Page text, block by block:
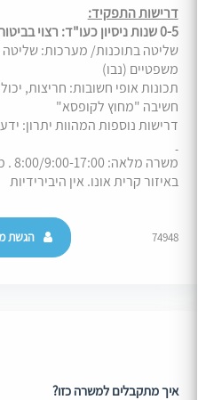
דרישות התפקיד:
0-5 שנות ניסיון כעו"ד: רצוי בביטוח/נזיקין
שליטה בתוכנות/ מערכות: שליטה
משפטיים (נבו)
תכונות אופי חשובות: חריצות,
חשיבה "מחוץ לקופסא"
דרישות נוספות המהוות יתרון:
באיזור קרית אונו. אין היבירידיות
74948 הגשת
איך מתקבלים למשרה כזו?